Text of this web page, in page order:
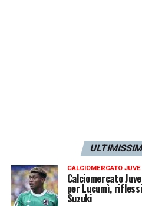
CALCIOMERCATO JUVE
Calciomercato
per Lucumì,
Suzuki